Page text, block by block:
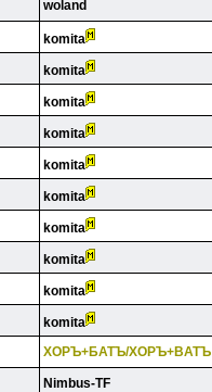
woland
komita
komita
komita
komita
komita
komita
komita
komita
komita
komita
XOPЪ+БATЪ/XOPЪ+BATЪ
Nimbus-TF